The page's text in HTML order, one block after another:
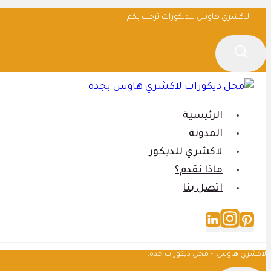
التجاوز
إلى
المحتوى
لاكشري هاوس للديكورات ترحب بكم
الرئيسية
المدونة
لاكشري للديكور
ماذا نقدم؟
اتصل بنا
لاكشري هاوس - محل ديكورات جدة.